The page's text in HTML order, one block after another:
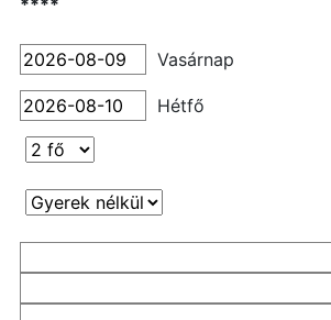
****
Vasárnap
Hétfő